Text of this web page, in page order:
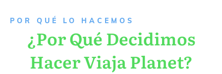
P OR QUÉ LO HACEMOS
¿Por Qué Decidimos
Hacer Viaja Planet?